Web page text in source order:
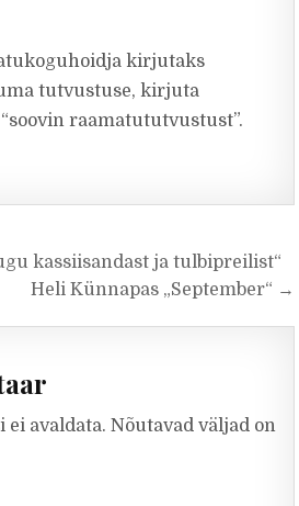
kirjutaks
tutvustuse, kirjuta
raamatututvustust”.
kassiisandast ja tulbipreilist“
Heli Künnapas „September“ →
ei avaldata. Nõutavad väljad on